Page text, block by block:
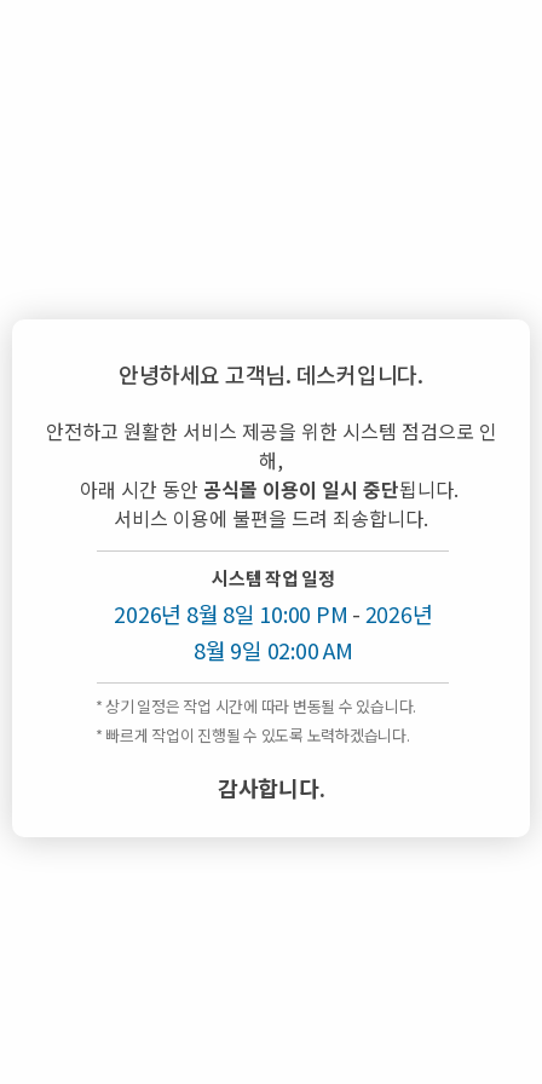
안녕하세요 고객님. 데스커입니다.
안전하고 원활한 서비스 제공을 위한 시스템 점검으로 인
해,
아래 시간 동안 공식몰 이용이 일시 중단됩니다.
서비스 이용에 불편을 드려 죄송합니다.
시스템 작업 일정
2026년 8월 8일 10:00 PM - 2026년
8월 9일 02:00 AM
* 상기 일정은 작업 시간에 따라 변동될 수 있습니다.
* 빠르게 작업이 진행될 수 있도록 노력하겠습니다.
감사합니다.